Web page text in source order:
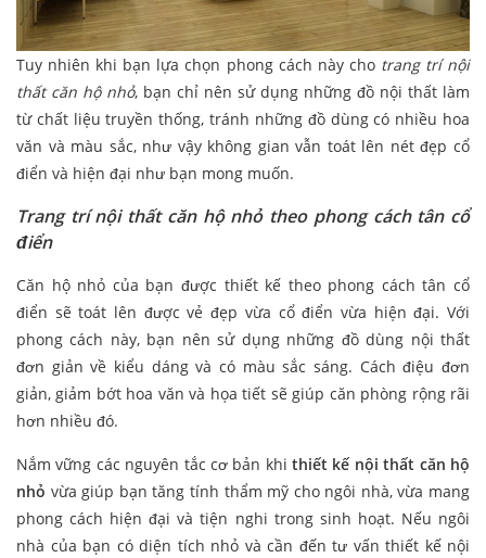
Tuy nhiên khi bạn lựa chọn phong cách này cho trang trí nội
thất căn hộ nhỏ, bạn chỉ nên sử dụng những đồ nội thất làm
từ chất liệu truyền thống, tránh những đồ dùng có nhiều hoa
văn và màu sắc, như vậy không gian vẫn toát lên nét đẹp cổ
điển và hiện đại như bạn mong muốn.
Trang trí nội thất căn hộ nhỏ theo phong cách tân cổ
điển
Căn hộ nhỏ của bạn được thiết kế theo phong cách tân cổ
điển sẽ toát lên được vẻ đẹp vừa cổ điển vừa hiện đại. Với
phong cách này, bạn nên sử dụng những đồ dùng nội thất
đơn giản về kiểu dáng và có màu sắc sáng. Cách điệu đơn
giản, giảm bớt hoa văn và họa tiết sẽ giúp căn phòng rộng rãi
hơn nhiều đó.
Nắm vững các nguyên tắc cơ bản khithiết kế nội thất căn hộ
nhỏ vừa giúp bạn tăng tính thẩm mỹ cho ngôi nhà, vừa mang
phong cách hiện đại và tiện nghi trong sinh hoạt. Nếu ngôi
nhà của bạn có diện tích nhỏ và cần đến tư vấn thiết kế nội